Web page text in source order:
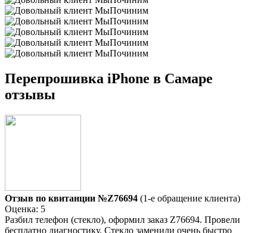
Перепрошивка iPhone в Самаре
отзывы
Отзыв по квитанции №Z76694 (1-е обращение клиента)
Оценка: 5
Разбил телефон (стекло), оформил заказ Z76694. Провели
бесплатно диагностику. Стекло заменили очень быстро